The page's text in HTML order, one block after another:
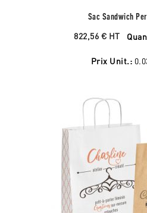
Sac Sandwich
822,56 € HT
Prix Unit.: